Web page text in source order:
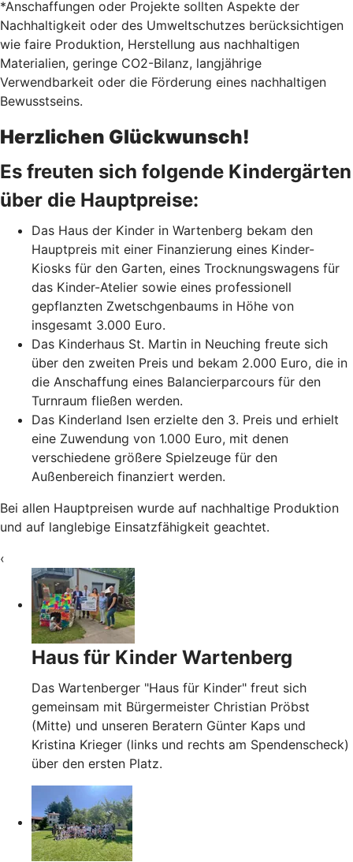
*Anschaffungen oder Projekte sollten Aspekte der
Nachhaltigkeit oder des Umweltschutzes berücksichtigen
wie faire Produktion, Herstellung aus nachhaltigen
Materialien, geringe CO2-Bilanz, langjährige
Verwendbarkeit oder die Förderung eines nachhaltigen
Bewusstseins.
Herzlichen Glückwunsch!
Es freuten sich folgende Kindergärten
über die Hauptpreise:
Das Haus der Kinder in Wartenberg bekam den
Hauptpreis mit einer Finanzierung eines Kinder-
Kiosks für den Garten, eines Trocknungswagens für
das Kinder-Atelier sowie eines professionell
gepflanzten Zwetschgenbaums in Höhe von
insgesamt 3.000 Euro.
Das Kinderhaus St. Martin in Neuching freute sich
über den zweiten Preis und bekam 2.000 Euro, die in
die Anschaffung eines Balancierparcours für den
Turnraum fließen werden.
Das Kinderland Isen erzielte den 3. Preis und erhielt
eine Zuwendung von 1.000 Euro, mit denen
verschiedene größere Spielzeuge für den
Außenbereich finanziert werden.
Bei allen Hauptpreisen wurde auf nachhaltige Produktion
und auf langlebige Einsatzfähigkeit geachtet.
‹
Haus für Kinder Wartenberg
Das Wartenberger "Haus für Kinder" freut sich
gemeinsam mit Bürgermeister Christian Pröbst
(Mitte) und unseren Beratern Günter Kaps und
Kristina Krieger (links und rechts am Spendenscheck)
über den ersten Platz.